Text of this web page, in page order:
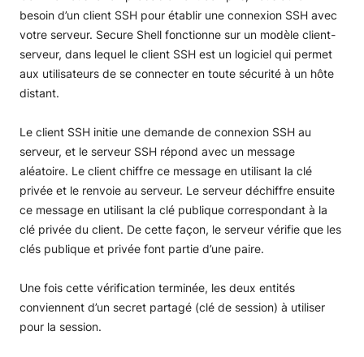
besoin d’un client SSH pour établir une connexion SSH avec
votre serveur. Secure Shell fonctionne sur un modèle client-
serveur, dans lequel le client SSH est un logiciel qui permet
aux utilisateurs de se connecter en toute sécurité à un hôte
distant.
Le client SSH initie une demande de connexion SSH au
serveur, et le serveur SSH répond avec un message
aléatoire. Le client chiffre ce message en utilisant la clé
privée et le renvoie au serveur. Le serveur déchiffre ensuite
ce message en utilisant la clé publique correspondant à la
clé privée du client. De cette façon, le serveur vérifie que les
clés publique et privée font partie d’une paire.
Une fois cette vérification terminée, les deux entités
conviennent d’un secret partagé (clé de session) à utiliser
pour la session.